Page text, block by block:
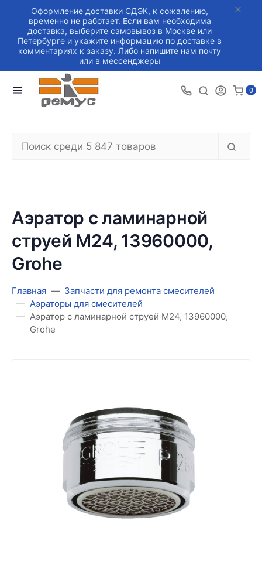
Оформление доставки СДЭК, к сожалению,
временно не работает. Если вам необходима
доставка, выберите самовывоз в Москве или
Петербурге и укажите информацию по доставке в
комментариях к заказу. Либо напишите нам почту
или в мессенджеры
0
Аэратор с ламинарной
струей M24, 13960000,
Grohe
Главная
Запчасти для ремонта смесителей
Аэраторы для смесителей
Аэратор с ламинарной струей M24, 13960000,
Grohe